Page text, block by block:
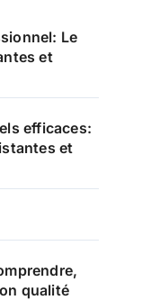
Le
et
efficaces:
et
qualité